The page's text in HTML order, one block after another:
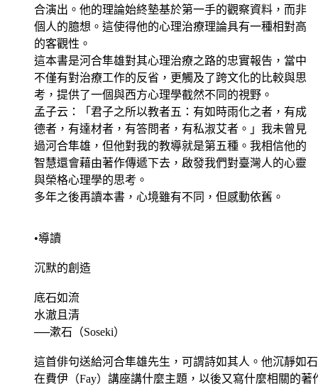
合演出。他的理論始終墊基於第一手的觀察資料，而非
個人的臆想。這使得他的心理治療理論具有一種相對高
的客觀性。
這本書是河合隼雄對其心理治療之路的忠實報告，當中
不僅有對治療工作的反省，更觸及了跨文化的比較與思
考，提供了一個與西方心理學截然不同的視野。
孟子云：「君子之所以教者五：有如時雨化之者，有成
德者，有達材者，有答問者，有私淑艾者。」我未曾見
過河合隼雄，但他對我的教導就是第五種。我相信他的
智慧還會藉由著作傳遞下去，啟發我們對臺灣人的心靈
與榮格心理學的思考。
多年之後再讀本書，心境雖有不同，但感動依舊。
•導讀
沉默的創造
底石如流
水澈且清
──漱石（Soseki）
這首俳句送給河合隼雄先生，可謂詩如其人。他沉靜如
在費伊（Fay）講座講什麼主題，以後又寫什麼相關的